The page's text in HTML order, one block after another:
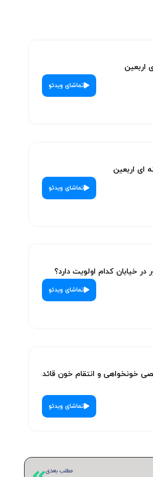
اربعین
تماشای ویدئو
ای اربعین
تماشای ویدئو
در خیابان کدام اولویت دارد؟
تماشای ویدئو
خونخواهی و انتقام خون قائد
تماشای ویدئو
مطلب بعدیبعدی